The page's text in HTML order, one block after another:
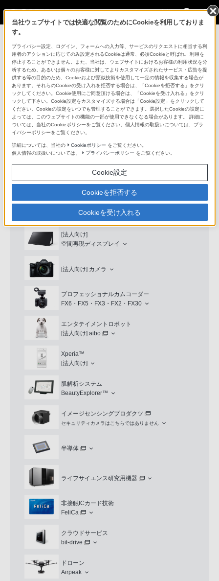
法人のお客様
コンスーマー製品に関するお問い合わせ
製品に関する重要なお知らせ
プロフェッショナル／業務用製品に関
するサポート・お問い合わせ
専用窓口のある業務用商品に関するお問い合わせ
以下の製品・サービスは専用窓口がございます。対象の
アイコンをクリックしてリンク先の窓口よりお問い合わ
業務用ディスプレイ・テレビ
[法人向け]ブラビア
[法人向け]
空間再現ディスプレイ
[法人向け] カメラ
プロフェッショナルカムコーダー
FX6・FX5・FX3・FX2・FX30
エンタテイメントロボット
[法人向け] aibo
Xperia™
[法人向け]
肌解析システム
BeautyExplorer™
イメージセンシングプロダクツ
セキュリティカメラはこちらではありません
半導体
ライフサイエンス研究用機器
非接触ICカード技術
FeliCa
クラウドサービス
bit-drive
ドローン
Airpeak
当社ウェブサイトでは快適な閲覧のためにCookieを利用しておりま
す。
プライバシー設定、ログイン、フォームへの入力等、サービスのリクエストに相当する利
用者のアクションに応じてのみ設定されるCookieは通常、必須Cookieと呼ばれ、利用を
停止することができません。また、当社は、ウェブサイトにおけるお客様の利用状況を分
析するため、あるいは個々のお客様に対してよりカスタマイズされたサービス・広告を提
供する等の目的のため、Cookieおよび類似技術を使用して一定の情報を収集する場合が
あります。それらのCookieの受け入れを拒否する場合は、「Cookieを拒否する」をクリ
ックしてください。Cookie使用にご同意頂ける場合は、「Cookieを受け入れる」をクリ
ックして下さい。Cookie設定をカスタマイズする場合は「Cookie設定」をクリックして
ください。Cookieの設定をいつでも管理することができます。選択したCookieの設定に
よっては、このウェブサイトの機能の一部が使用できなくなる場合があります。 詳細に
ついては、当社のCookieポリシーをご覧ください。個人情報の取扱いについては、プラ
イバシーポリシーをご覧ください。
詳細については、当社の Cookieポリシー をご覧ください。
個人情報の取扱いについては、
プライバシーポリシー をご覧ください。
Cookie設定
Cookieを拒否する
Cookieを受け入れる